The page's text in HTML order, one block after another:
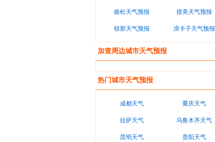
曲松天气预报 措美天气预报
错那天气预报 浪卡子天气预报
加查周边城市天气预报
热门城市天气预报
成都天气 重庆天气
拉萨天气 乌鲁木齐天气
昆明天气 贵阳天气